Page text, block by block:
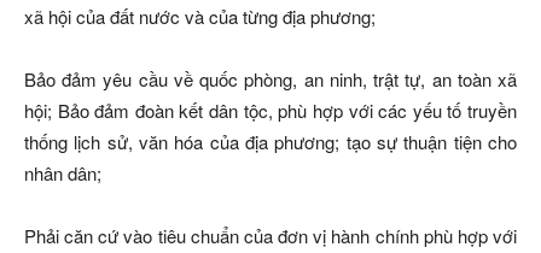
xã hội của đất nước và của từng địa phương;
Bảo đảm yêu cầu về quốc phòng, an ninh, trật tự, an toàn xã
hội; Bảo đảm đoàn kết dân tộc, phù hợp với các yếu tố truyền
thống lịch sử, văn hóa của địa phương; tạo sự thuận tiện cho
nhân dân;
Phải căn cứ vào tiêu chuẩn của đơn vị hành chính phù hợp với